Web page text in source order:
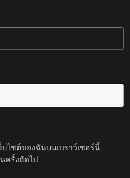
ไซต์ของฉันบนเบราว์เซอร์นี้
ครั้งถัดไป